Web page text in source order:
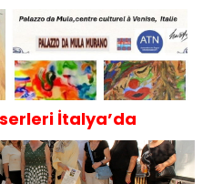
İtalya’da